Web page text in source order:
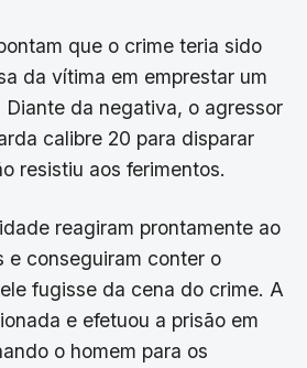
que o crime teria sido
da vítima em emprestar um
da negativa, o agressor
calibre 20 para disparar
resistiu aos ferimentos.
reagiram prontamente ao
e conseguiram conter o
fugisse da cena do crime. A
e efetuou a prisão em
o homem para os